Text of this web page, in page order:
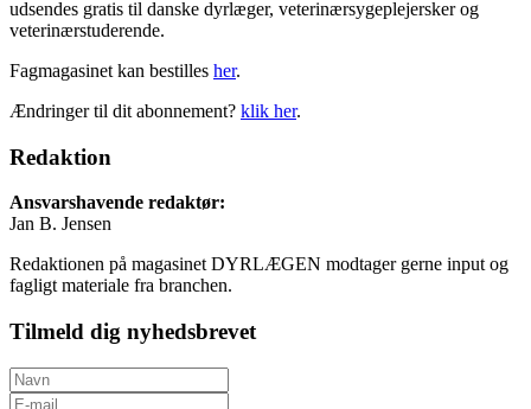
udsendes gratis til danske dyrlæger, veterinærsygeplejersker og
veterinærstuderende.
Fagmagasinet kan bestilles her.
Ændringer til dit abonnement? klik her.
Redaktion
Ansvarshavende redaktør:
Jan B. Jensen
Redaktionen på magasinet DYRLÆGEN modtager gerne input og
fagligt materiale fra branchen.
Tilmeld dig nyhedsbrevet